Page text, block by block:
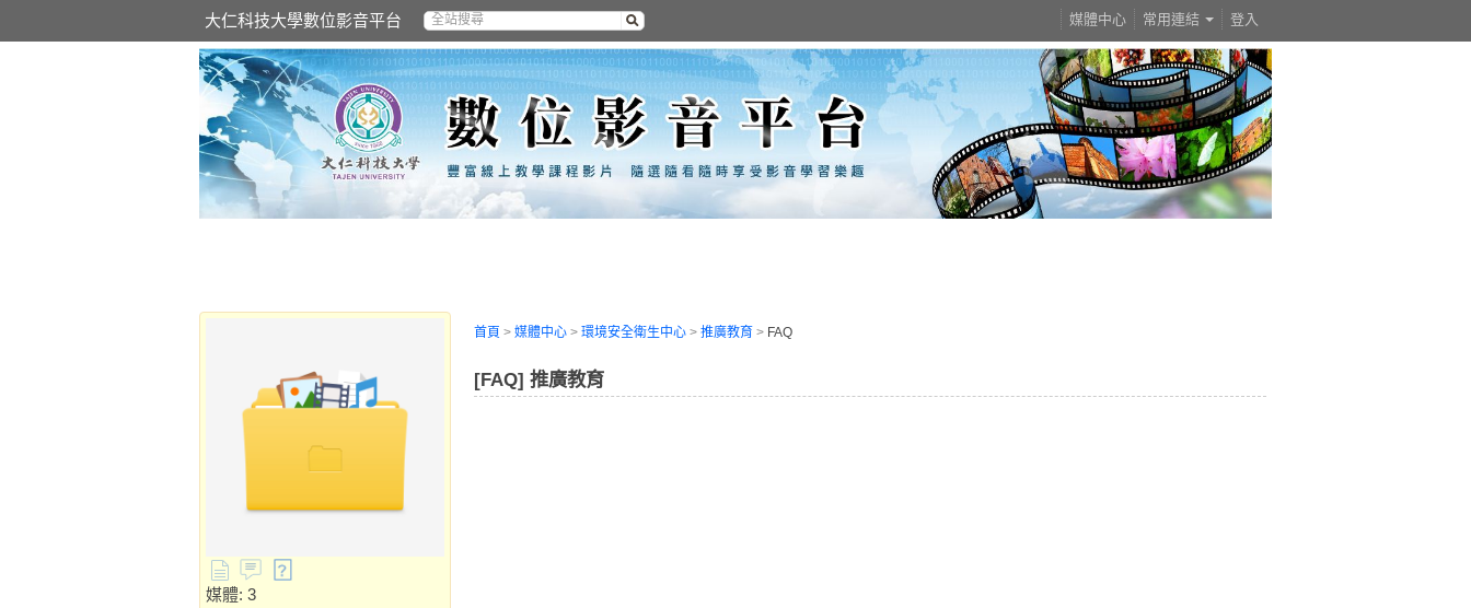
大仁科技大學數位影音平台 登入
媒體中心 常用連結
媒體: 3
首頁 > 媒體中心 > 環境安全衛生中心 > 推廣教育 > FAQ
[FAQ] 推廣教育